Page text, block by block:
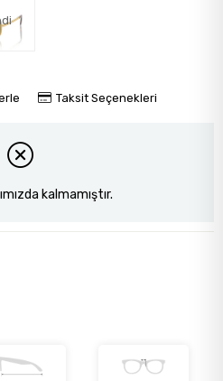
Taksit Seçenekleri
kalmamıştır.